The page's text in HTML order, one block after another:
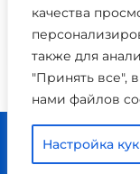
качества
также для
"Принять все",
нами файлов
Настройка

Главная